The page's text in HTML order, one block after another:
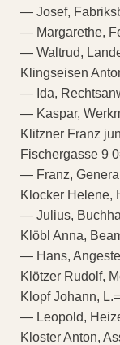
— Josef,
— Margarethe,
— Waltrud,
Klingseisen
— Ida,
— Kaspar,
Klitzner Franz
Fischergasse 9
— Franz,
Klocker Helene,
— Julius,
Klöbl Anna,
— Hans,
Klötzer Rudolf,
Klopf Johann,
— Leopold,
Kloster Anton,